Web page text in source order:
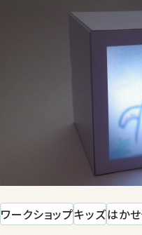
ワークショップキッズはか